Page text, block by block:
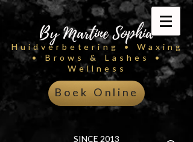
By Martine Sophia
Huidverbetering • Waxing
• Brows & Lashes •
Wellness
Boek Online
SINCE 2013